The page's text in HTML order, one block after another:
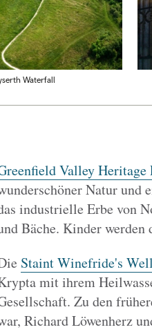
Waterfall
Valley Heritage
Natur und
industrielle Erbe von
Bäche. Kinder
Staint Winefride's Well
mit ihrem
Zu den
Richard Löwenherz